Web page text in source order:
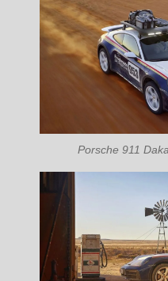
Porsche 911